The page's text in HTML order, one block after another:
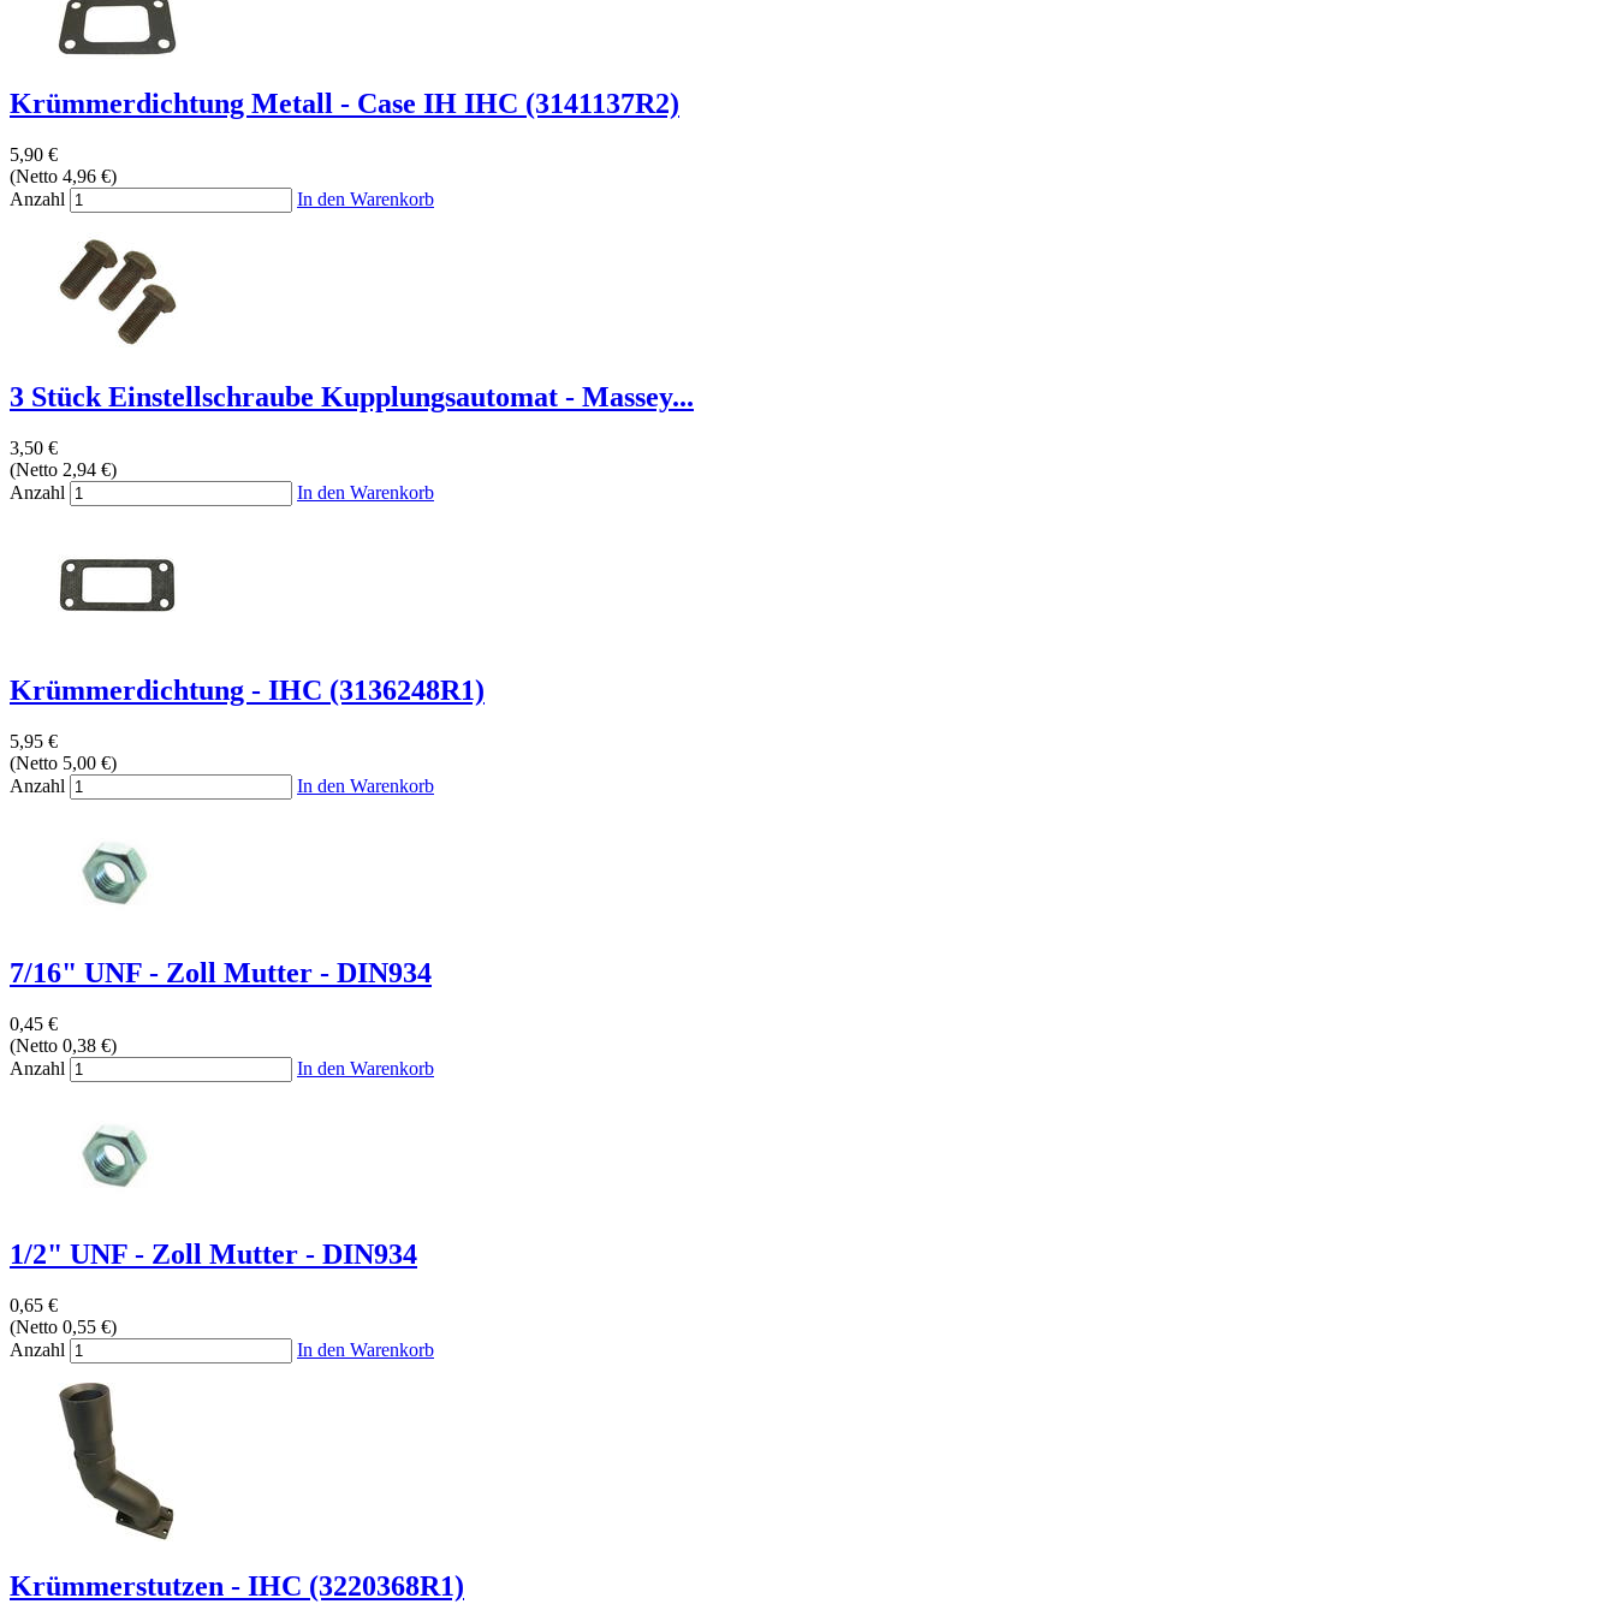
Krümmerdichtung Metall - Case IH IHC (3141137R2)
5,90 €
(Netto 4,96 €)
Anzahl
In den Warenkorb
3 Stück Einstellschraube Kupplungsautomat - Massey...
3,50 €
(Netto 2,94 €)
Anzahl
In den Warenkorb
Krümmerdichtung - IHC (3136248R1)
5,95 €
(Netto 5,00 €)
Anzahl
In den Warenkorb
7/16" UNF - Zoll Mutter - DIN934
0,45 €
(Netto 0,38 €)
Anzahl
In den Warenkorb
1/2" UNF - Zoll Mutter - DIN934
0,65 €
(Netto 0,55 €)
Anzahl
In den Warenkorb
Krümmerstutzen - IHC (3220368R1)